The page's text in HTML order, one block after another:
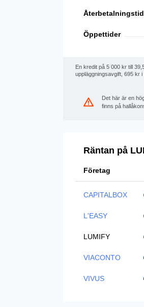
Återbetalningstid
Öppettider
En kredit på 5 000 kr till
uppläggningsavgift, 695 kr
Det här är en
finns på
Räntan på
Företag
CAPITALBOX
L'EASY
LUMIFY
VIACONTO
VIVUS